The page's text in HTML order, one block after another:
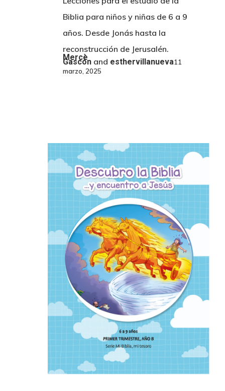
Biblia para niños y niñas de 6 a 9
años. Desde Jonás hasta la
reconstrucción de Jerusalén.
Mercè
Gascón and esthervillanueva11
marzo, 2025